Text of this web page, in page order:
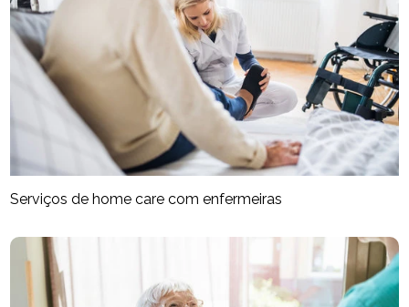
Serviços de home care com enfermeiras